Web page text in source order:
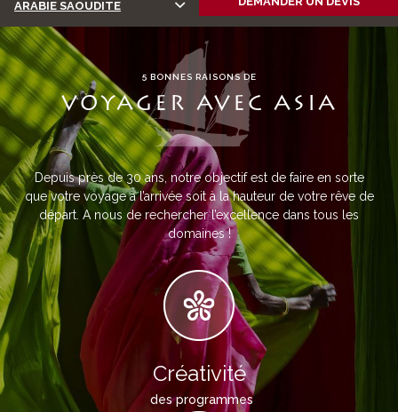
ARABIE SAOUDITE
5 BONNES RAISONS DE
VOYAGER AVEC ASIA
Depuis près de 30 ans, notre objectif est de faire en sorte
que votre voyage à l’arrivée soit à la hauteur de votre rêve de
départ. A nous de rechercher l’excellence dans tous les
domaines !
Créativité
des programmes